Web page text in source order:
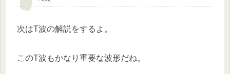
次はT波の解説をするよ。
このT波もかなり重要な波形だね。